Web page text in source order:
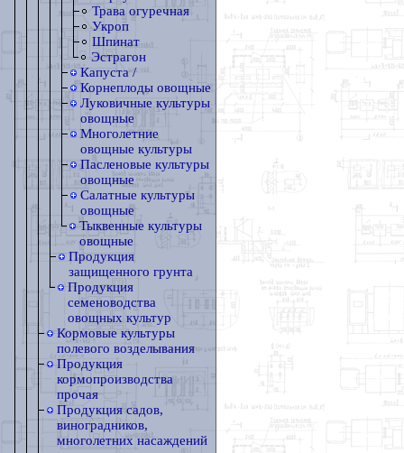
Трава огуречная
Укроп
Шпинат
Эстрагон
Капуста /
Корнеплоды овощные
Луковичные культуры
овощные
Многолетние
овощные культуры
Пасленовые культуры
овощные
Салатные культуры
овощные
Тыквенные культуры
овощные
Продукция
защищенного грунта
Продукция
семеноводства
овощных культур
Кормовые культуры
полевого возделывания
Продукция
кормопроизводства
прочая
Продукция садов,
виноградников,
многолетних насаждений